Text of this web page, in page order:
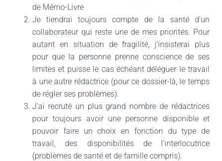
de Mémo-Livre
Je tiendrai toujours compte de la santé d’un
collaborateur qui reste une de mes priorités. Pour
autant en situation de fragilité, j’insisterai plus
pour que la personne prenne conscience de ses
limites et puisse le cas échéant déléguer le travail
à une autre rédactrice (pour ce dossier-là, le temps
de régler ses problèmes).
J’ai recruté un plus grand nombre de rédactrices
pour toujours avoir une personne disponible et
pouvoir faire un choix en fonction du type de
travail, des disponibilités de l’interlocutrice
(problèmes de santé et de famille compris).